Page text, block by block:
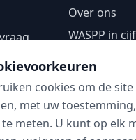
Over ons
WASPP in
cookies om de
met uw
meten. U kunt op elk